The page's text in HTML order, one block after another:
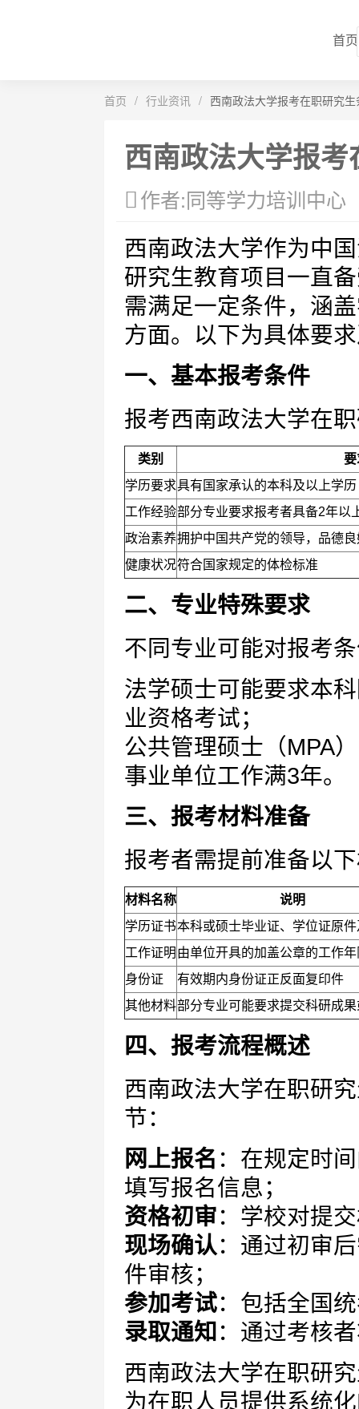
首页
首页 / 行业资讯 / 西南政法大学报考在职研究生
西南政法大学报
作者:同等学力培训中心
西南政法大学作为中
研究生教育项目一直
需满足一定条件，涵
方面。以下为具体要
一、基本报考条件
报考西南政法大学在
类别
要
学历要求具有国家承认的本科及以上学
工作经验部分专业要求报考者具备2年以
政治素养拥护中国共产党的领导，品德
健康状况符合国家规定的体检标准
二、专业特殊要求
不同专业可能对报考
法学硕士可能要求本
业资格考试；
公共管理硕士（MPA
事业单位工作满3年。
三、报考材料准备
报考者需提前准备以
材料名称
说明
学历证书本科或硕士毕业证、学位证原
工作证明 由单位开具的加盖公章的工作
身份证
有效期内身份证正反面复印件
其他材料部分专业可能要求提交科研成
四、报考流程概述
西南政法大学在职研
节：
网上报名 ：在规定时
填写报名信息；
资格初审：学校对提
现场确认：通过初审
件审核；
参加考试：包括全国
录取通知 ：通过考核
西南政法大学在职研
为在职人员提供系统